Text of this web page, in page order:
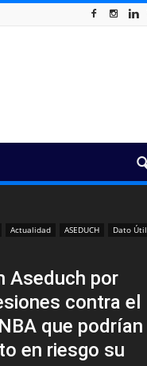
Actualidad ASEDUCH
Dato Útil
Aseduch por
contra el
que podrían
en riesgo su